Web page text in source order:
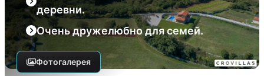
деревни.
Очень дружелюбно для семей.
Фотогалерея